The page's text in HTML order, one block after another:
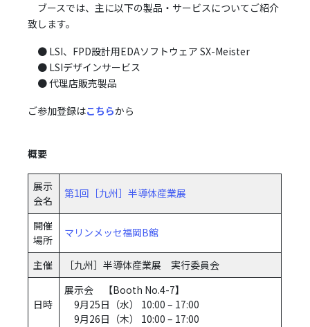
ブースでは、主に以下の製品・サービスについてご紹介
致します。
● LSI、FPD設計用EDAソフトウェア SX-Meister
● LSIデザインサービス
● 代理店販売製品
ご参加登録はこちらから
概要
展示
会名
第1回［九州］半導体産業展
開催
場所
マリンメッセ福岡B館
主催 ［九州］半導体産業展 実行委員会
日時
展示会 【Booth No.4-7】
9月25日（水） 10:00 – 17:00
9月26日（木） 10:00 – 17:00